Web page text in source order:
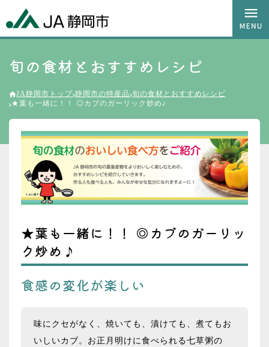
旬の食材とおすすめレシピ
JA静岡市トップ 静岡市の特産品 旬の食材とおすすめレシピ
★葉も一緒に！！ ◎カブのガーリック炒め♪
★葉も一緒に！！ ◎カブのガーリッ
ク炒め♪
食感の変化が楽しい
味にクセがなく、焼いても、漬けても、煮てもお
いしいカブ。お正月明けに食べられる七草粥の